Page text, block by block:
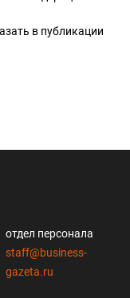
в публикации
отдел персонала
staff@business-
gazeta.ru